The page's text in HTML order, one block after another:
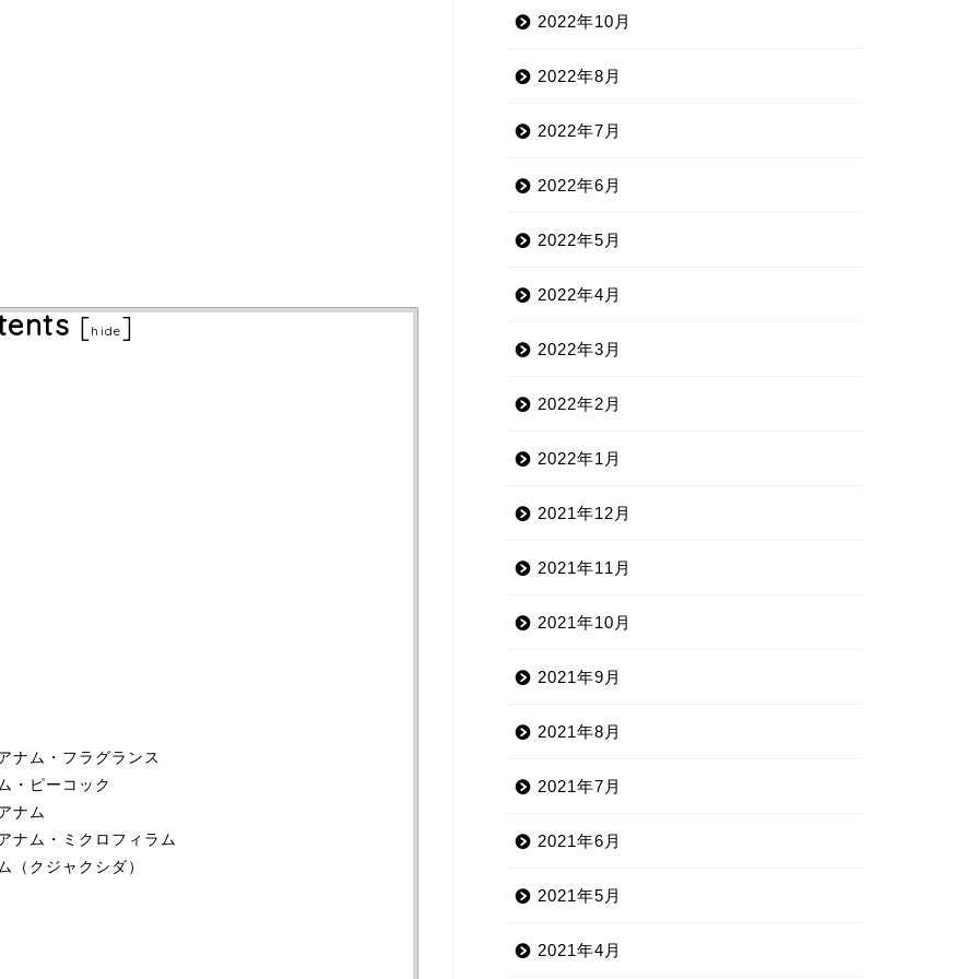
[hide]
ナム・フラグランス
・ピーコック
ナム
ナム・ミクロフィラム
（クジャクシダ）
2022年10月
2022年8月
2022年7月
2022年6月
2022年5月
2022年4月
2022年3月
2022年2月
2022年1月
2021年12月
2021年11月
2021年10月
2021年9月
2021年8月
2021年7月
2021年6月
2021年5月
2021年4月